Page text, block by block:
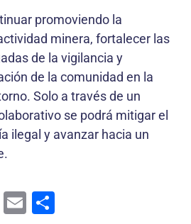
promoviendo la
minera, fortalecer las
de la vigilancia y
de la comunidad en la
Solo a través de un
se podrá mitigar el
ilegal y avanzar hacia un
W E